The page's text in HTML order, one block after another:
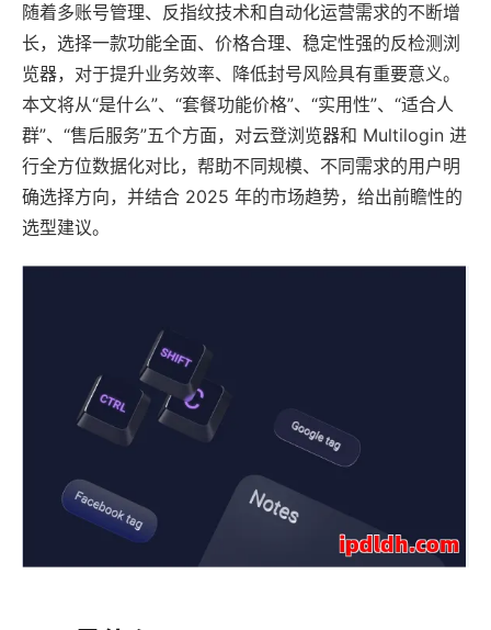
随着多账号管理、反指纹技术和自动化运营需求的不断增
长，选择一款功能全面、价格合理、稳定性强的反检测浏
览器，对于提升业务效率、降低封号风险具有重要意义。
本文将从“是什么”、“套餐功能价格”、“实用性”、“适合人
群”、“售后服务”五个方面，对云登浏览器和 Multilogin 进
行全方位数据化对比，帮助不同规模、不同需求的用户明
确选择方向，并结合 2025 年的市场趋势，给出前瞻性的
选型建议。